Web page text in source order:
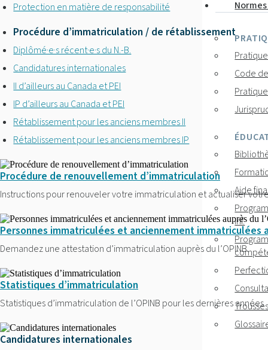
Code
Aide
inf.
Protection en matière de responsabilité
Procédure d’immatriculation / de rétablissement
Diplômé·e·s récent·e·s du N.-B.
Candidatures internationales
II d’ailleurs au Canada et PEI
IP d’ailleurs au Canada et PEI
Rétablissement pour les anciens membres II
Rétablissement pour les anciens membres IP
Procédure de renouvellement d’immatriculation
Instructions pour renouveler votre immatriculation et actualiser
Personnes immatriculées et anciennement immatriculées
Demandez une attestation d’immatriculation auprès du l’OPINB.
Statistiques d’immatriculation
Statistiques d’immatriculation de l’OPINB pour les dernières années
Candidatures internationales